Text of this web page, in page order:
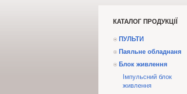
КАТАЛОГ ПРОДУКЦІЇ
ПУЛЬТИ
Паяльне обладнаня
Блок живлення
Імпульсний блок
живлення